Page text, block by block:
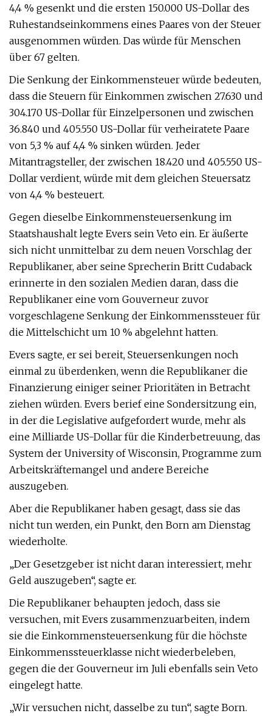
4,4 % gesenkt und die ersten 150.000 US-Dollar des
Ruhestandseinkommens eines Paares von der Steuer
ausgenommen würden. Das würde für Menschen
über 67 gelten.
Die Senkung der Einkommensteuer würde bedeuten,
dass die Steuern für Einkommen zwischen 27.630 und
304.170 US-Dollar für Einzelpersonen und zwischen
36.840 und 405.550 US-Dollar für verheiratete Paare
von 5,3 % auf 4,4 % sinken würden. Jeder
Mitantragsteller, der zwischen 18.420 und 405.550 US-
Dollar verdient, würde mit dem gleichen Steuersatz
von 4,4 % besteuert.
Gegen dieselbe Einkommensteuersenkung im
Staatshaushalt legte Evers sein Veto ein. Er äußerte
sich nicht unmittelbar zu dem neuen Vorschlag der
Republikaner, aber seine Sprecherin Britt Cudaback
erinnerte in den sozialen Medien daran, dass die
Republikaner eine vom Gouverneur zuvor
vorgeschlagene Senkung der Einkommenssteuer für
die Mittelschicht um 10 % abgelehnt hatten.
Evers sagte, er sei bereit, Steuersenkungen noch
einmal zu überdenken, wenn die Republikaner die
Finanzierung einiger seiner Prioritäten in Betracht
ziehen würden. Evers berief eine Sondersitzung ein,
in der die Legislative aufgefordert wurde, mehr als
eine Milliarde US-Dollar für die Kinderbetreuung, das
System der University of Wisconsin, Programme zum
Arbeitskräftemangel und andere Bereiche
auszugeben.
Aber die Republikaner haben gesagt, dass sie das
nicht tun werden, ein Punkt, den Born am Dienstag
wiederholte.
„Der Gesetzgeber ist nicht daran interessiert, mehr
Geld auszugeben“, sagte er.
Die Republikaner behaupten jedoch, dass sie
versuchen, mit Evers zusammenzuarbeiten, indem
sie die Einkommensteuersenkung für die höchste
Einkommenssteuerklasse nicht wiederbeleben,
gegen die der Gouverneur im Juli ebenfalls sein Veto
eingelegt hatte.
„Wir versuchen nicht, dasselbe zu tun“, sagte Born.